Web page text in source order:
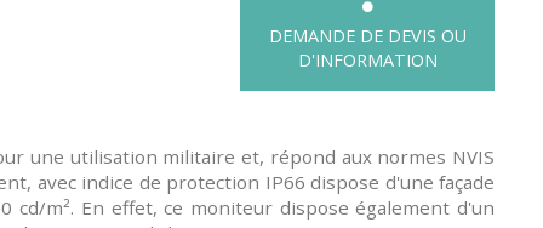
DEMANDE DE DEVIS OU
D'INFORMATION
une utilisation militaire et, répond aux normes NVIS
avec indice de protection IP66 dispose d'une façade
m². En effet, ce moniteur dispose également d'un